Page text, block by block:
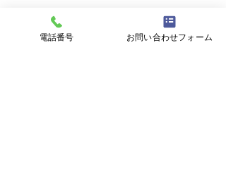
電話番号 お問い合わせフォーム